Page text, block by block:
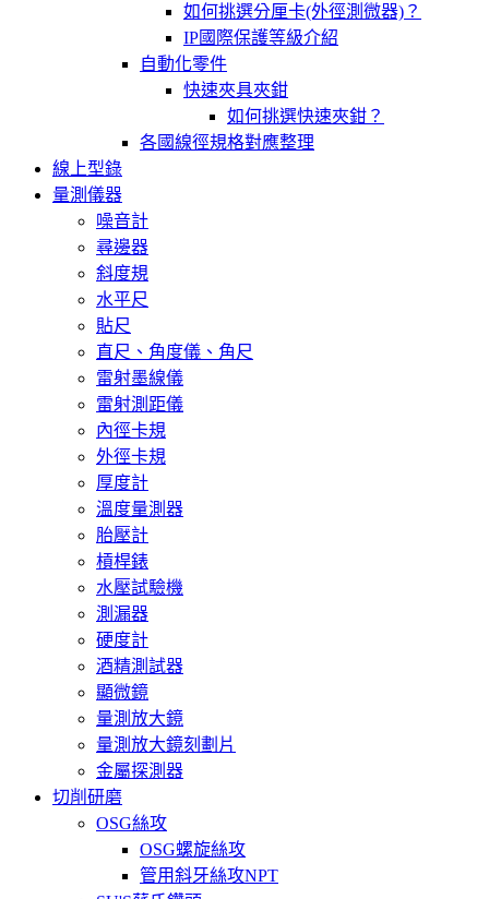
如何挑選分厘卡(外徑測微器)？
IP國際保護等級介紹
自動化零件
快速夾具夾鉗
如何挑選快速夾鉗？
各國線徑規格對應整理
線上型錄
量測儀器
噪音計
尋邊器
斜度規
水平尺
貼尺
直尺、角度儀、角尺
雷射墨線儀
雷射測距儀
內徑卡規
外徑卡規
厚度計
溫度量測器
胎壓計
槓桿錶
水壓試驗機
測漏器
硬度計
酒精測試器
顯微鏡
量測放大鏡
量測放大鏡刻劃片
金屬探測器
切削研磨
OSG絲攻
OSG螺旋絲攻
管用斜牙絲攻NPT